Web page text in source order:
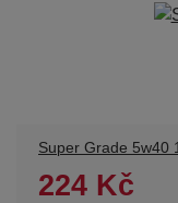
Super Grade 5w40
224 Kč